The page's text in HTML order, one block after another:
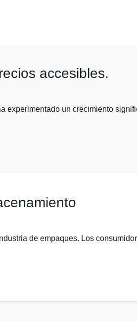
accesibles.
experimentado un crecimiento
de empaques. Los